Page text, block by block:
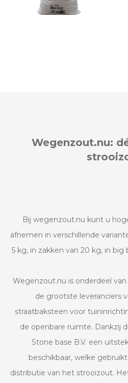
Wegenzout.nu:
Bij wegenzout.nu kunt u
afnemen in verschillende
5 kg, in zakken van 20 kg, in big
Wegenzout.nu is onderdeel van
de grootste leveranciers
straatbaksteen voor
de openbare ruimte. Dankzij
Stone base B.V. een
beschikbaar, welke
distributie van het strooizout.